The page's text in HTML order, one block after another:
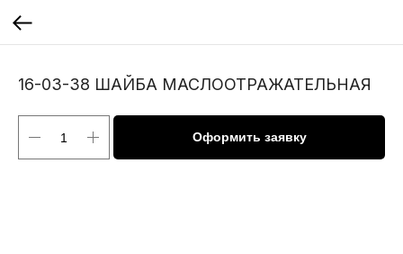
16-03-38 ШАЙБА МАСЛООТРАЖАТЕЛЬНАЯ
Оформить заявку